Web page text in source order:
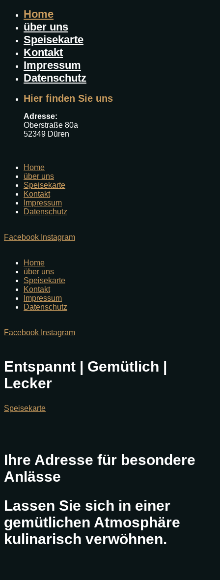
Home
über uns
Speisekarte
Kontakt
Impressum
Datenschutz
Hier finden Sie uns
Adresse:
Oberstraße 80a
52349 Düren
Home
über uns
Speisekarte
Kontakt
Impressum
Datenschutz
Facebook Instagram
Home
über uns
Speisekarte
Kontakt
Impressum
Datenschutz
Facebook Instagram
Entspannt | Gemütlich |
Lecker
Speisekarte
Ihre Adresse für besondere
Anlässe
Lassen Sie sich in einer
gemütlichen Atmosphäre
kulinarisch verwöhnen.